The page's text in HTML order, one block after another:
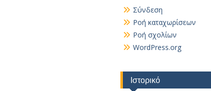
Σύνδεση
Ροή καταχωρίσεων
Ροή σχολίων
WordPress.org
Ιστορικό